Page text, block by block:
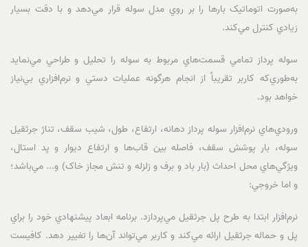
به‌صورت اتوماتيک ‌بارها را بر روي مدل سوله قرار مي‌دهد و با دقت بسيار
زيادي کنترل مي‌کند.
سوله پرداز تمامي قسمت‌هاي مربوط به سوله را تحليل و طراحي مي‌نمايد
به‌طوري‌که کاربر تقريباٌ از انجام هرگونه عمليات دستي و نرم‌افزاري بي‌نياز
خواهد بود.
ورودي‌هاي نرم‌افزار سوله پرداز دهانه، ارتفاع، طول، شيب سقف، تناژ جرثقيل
سوله، بار پوشش سقف، فاصله بين قاب‌ها و ارتفاع ديوار و پد استال،
ويژگي‌هاي محل احداث (بار باد و برف و زلزله و تنش مجاز خاک) و... مي‌باشد؛
و اما خروجي:
نرم‌افزار ابتدا به طرح پل جرثقيل مي‌پردازد. برنامه ابعاد پيشنهادي خود را براي
پل و حماله جرثقيل ارائه مي‌کند و کاربر مي‌تواند آن‌ها را تغيير دهد. کافيست